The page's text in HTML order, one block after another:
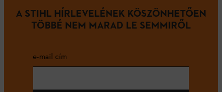
A STIHL HÍRLEVELÉNEK KÖSZÖNHETŐEN
TÖBBÉ NEM MARAD LE SEMMIRŐL
e-mail cím